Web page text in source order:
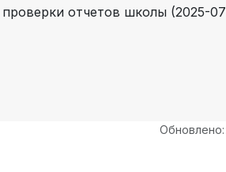
отчетов школы (2025-